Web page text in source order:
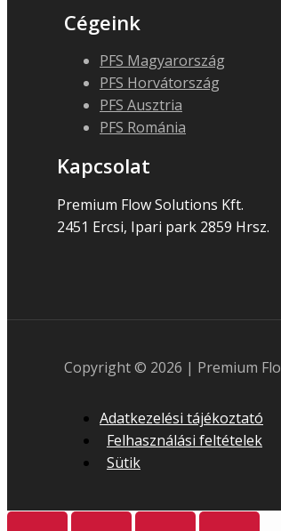
Cégeink
PFS Magyarország
PFS Horvátország
PFS Ausztria
PFS Románia
Kapcsolat
Premium Flow Solutions Kft.
2451 Ercsi, Ipari park 2859 Hrsz.
Copyright © 2026 | Premium
Adatkezelési tájékoztató
Felhasználási feltételek
Sütik